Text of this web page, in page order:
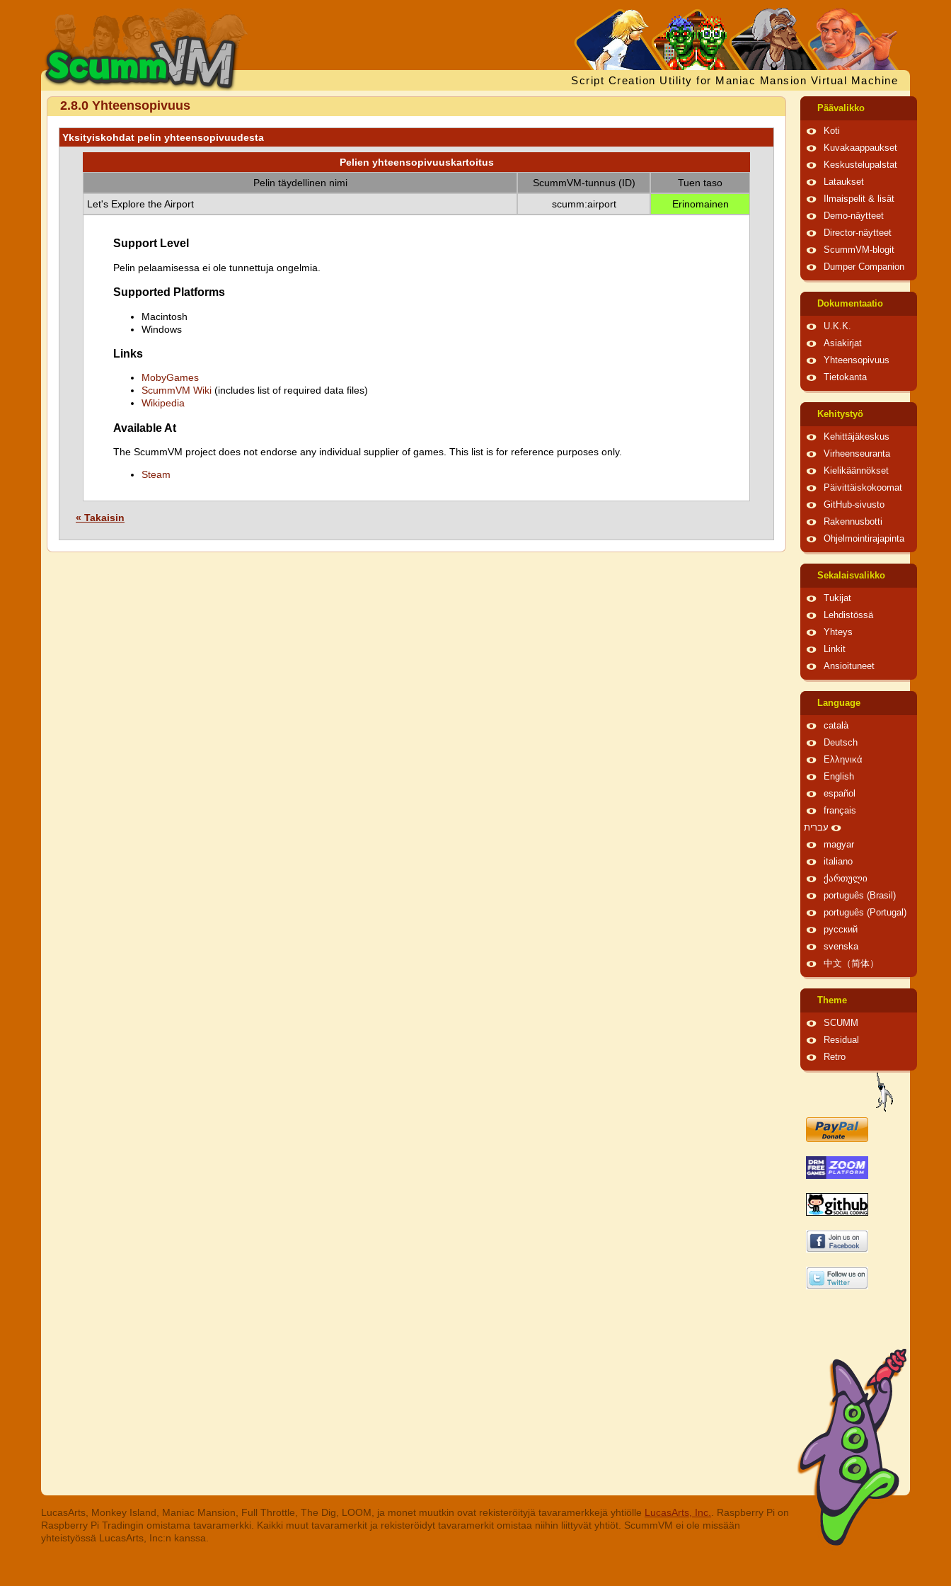
Script Creation Utility for Maniac Mansion Virtual Machine
2.8.0 Yhteensopivuus
Yksityiskohdat pelin yhteensopivuudesta
Pelien yhteensopivuuskartoitus
Pelin täydellinen nimi
ScummVM-tunnus (ID)
Tuen taso
Let's Explore the Airport
scumm:airport Erinomainen
Support Level
Pelin pelaamisessa ei ole tunnettuja ongelmia.
Supported Platforms
Macintosh
Windows
Links
MobyGames
ScummVM Wiki (includes list of required data files)
Wikipedia
Available At
The ScummVM project does not endorse any individual supplier of games. This list is for reference purposes only.
Steam
« Takaisin
Päävalikko
Koti
Kuvakaappaukset
Keskustelupalstat
Lataukset
Ilmaispelit & lisät
Demo-näytteet
Director-näytteet
ScummVM-blogit
Dumper Companion
Dokumentaatio
U.K.K.
Asiakirjat
Yhteensopivuus
Tietokanta
Kehitystyö
Kehittäjäkeskus
Virheenseuranta
Kielikäännökset
Päivittäiskokoomat
GitHub-sivusto
Rakennusbotti
Ohjelmointirajapinta
Sekalaisvalikko
Tukijat
Lehdistössä
Yhteys
Linkit
Ansioituneet
Language
català
Deutsch
Ελληνικά
English
español
français
עברית
magyar
italiano
ქართული
português (Brasil)
português (Portugal)
русский
svenska
中文（简体）
Theme
SCUMM
Residual
Retro
LucasArts, Monkey Island, Maniac Mansion, Full Throttle, The Dig, LOOM, ja monet muutkin ovat rekisteröityjä tavaramerkkejä yhtiölle LucasArts, Inc.
. Raspberry Pi on
Raspberry Pi Tradingin omistama tavaramerkki. Kaikki muut tavaramerkit ja rekisteröidyt tavaramerkit omistaa niihin liittyvät yhtiöt. ScummVM ei ole missään
yhteistyössä LucasArts, Inc:n kanssa.